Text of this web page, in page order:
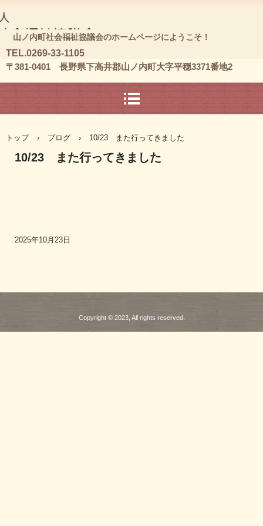
山ノ内町社会福祉協議会のホームページにようこそ！
TEL.0269-33-1105
〒381-0401 長野県下高井郡山ノ内町大字平穏3371番地2
トップ › ブログ › 10/23 また行ってきました
10/23 また行ってきました
2025年10月23日
Copyright © 2023, All rights reserved.